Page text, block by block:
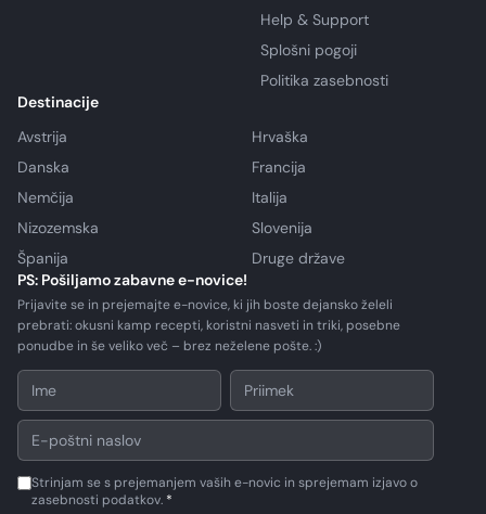
Help & Support
Splošni pogoji
Politika zasebnosti
Destinacije
Avstrija
Hrvaška
Danska
Francija
Nemčija
Italija
Nizozemska
Slovenija
Španija
Druge države
PS: Pošiljamo zabavne e-novice!
Prijavite se in prejemajte e-novice, ki jih boste dejansko želeli
prebrati: okusni kamp recepti, koristni nasveti in triki, posebne
ponudbe in še veliko več – brez neželene pošte. :)
Strinjam se s prejemanjem vaših e-novic in sprejemam izjavo o
zasebnosti podatkov. *